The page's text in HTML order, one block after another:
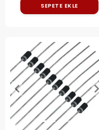
SEPETE EKLE